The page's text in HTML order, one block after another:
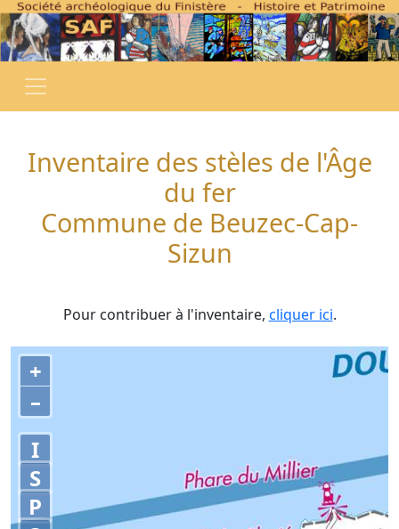
Inventaire des stèles de l'Âge
du fer
Commune de Beuzec-Cap-
Sizun
Pour contribuer à l'inventaire, cliquer ici.
+
–
I
S
P